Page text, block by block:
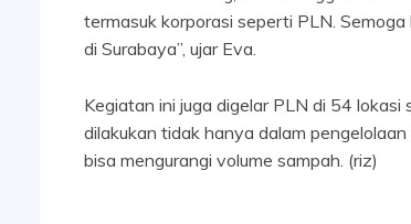
termasuk korporasi seperti PLN.
di Surabaya”, ujar Eva.
Kegiatan ini juga digelar PLN di 54
dilakukan tidak hanya dalam
bisa mengurangi volume sampah. (riz)